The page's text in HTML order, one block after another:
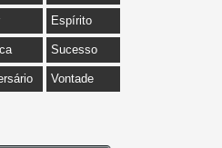
Espírito
Sucesso
Vontade